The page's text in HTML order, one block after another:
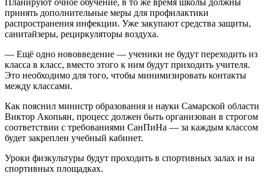
Планируют очное обучение, в то же время школы должны
принять дополнительные меры для профилактики
распространения инфекции. Уже закупают средства защиты,
санитайзеры, рециркуляторы воздуха.
— Ещё одно нововведение — ученики не будут переходить из
класса в класс, вместо этого к ним будут приходить учителя.
Это необходимо для того, чтобы минимизировать контакты
между классами.
Как пояснил министр образования и науки Самарской области
Виктор Акопьян, процесс должен быть организован в строгом
соответствии с требованиями СанПиНа — за каждым классом
будет закреплен учебный кабинет.
Уроки физкультуры будут проходить в спортивных залах и на
спортивных площадках.